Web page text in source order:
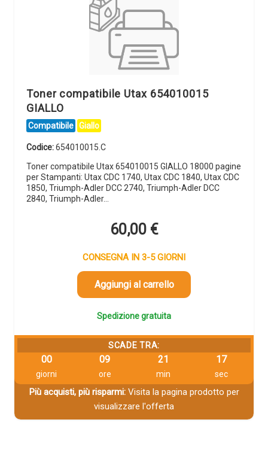
Toner compatibile Utax 654010015
GIALLO
Compatibile Giallo
Codice:654010015.C
Toner compatibile Utax 654010015 GIALLO 18000 pagine
per Stampanti: Utax CDC 1740, Utax CDC 1840, Utax CDC
1850, Triumph-Adler DCC 2740, Triumph-Adler DCC
2840, Triumph-Adler…
60,00 €
CONSEGNA IN 3-5 GIORNI
Aggiungi al carrello
Spedizione gratuita
SCADE TRA:
00
giorni
09
ore
21
min
17
sec
Più acquisti, più risparmi:Visita la pagina prodotto per
visualizzare l'offerta